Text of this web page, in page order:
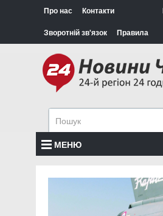
Про нас Контакти
Зворотній зв'язок Правила
МЕНЮ